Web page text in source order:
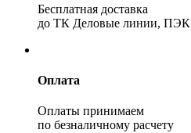
Бесплатная доставка
до ТК Деловые линии, ПЭК
Оплата
Оплаты принимаем
по безналичному расчету